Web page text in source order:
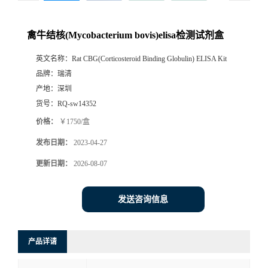
禽牛结核(Mycobacterium bovis)elisa检测试剂盒
英文名称： Rat CBG(Corticosteroid Binding Globulin) ELISA Kit
品牌： 瑞清
产地： 深圳
货号： RQ-sw14352
价格： ￥1750/盒
发布日期： 2023-04-27
更新日期： 2026-08-07
发送咨询信息
产品详请